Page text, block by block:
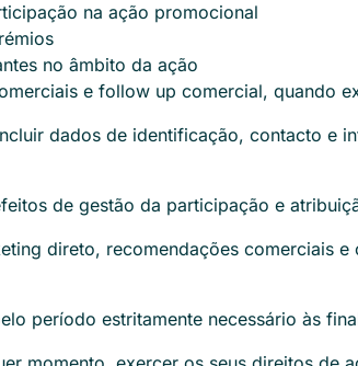
na ação promocional
no âmbito da ação
e follow up comercial, quando
dados de identificação, contacto e
de gestão da participação e
direto, recomendações comerciais
período estritamente necessário às